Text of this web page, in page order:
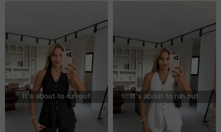
It's about to run out It's about to run out